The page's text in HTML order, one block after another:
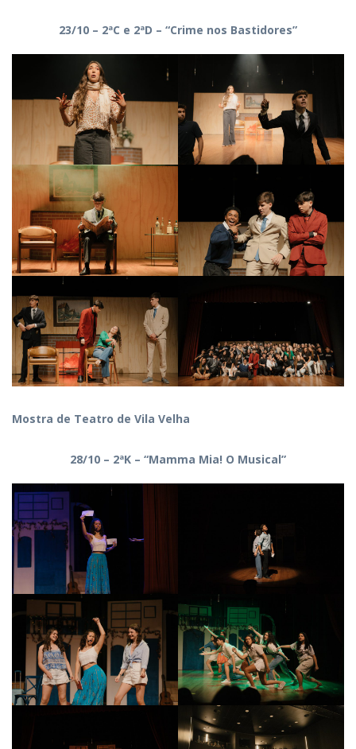
23/10 – 2ªC e 2ªD – “Crime nos Bastidores”
Mostra de Teatro de Vila Velha
28/10 – 2ªK – “Mamma Mia! O Musical”